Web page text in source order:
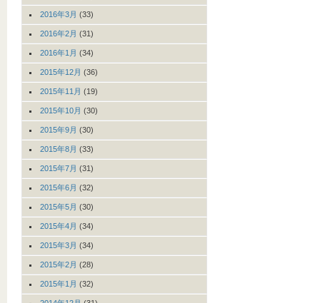
2016年3月 (33)
2016年2月 (31)
2016年1月 (34)
2015年12月 (36)
2015年11月 (19)
2015年10月 (30)
2015年9月 (30)
2015年8月 (33)
2015年7月 (31)
2015年6月 (32)
2015年5月 (30)
2015年4月 (34)
2015年3月 (34)
2015年2月 (28)
2015年1月 (32)